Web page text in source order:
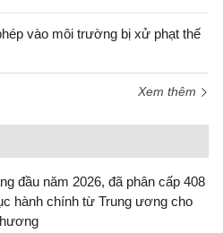
vào môi trường bị xử phạt thế
Xem thêm
đầu năm 2026, đã phân cấp 408
hành chính từ Trung ương cho